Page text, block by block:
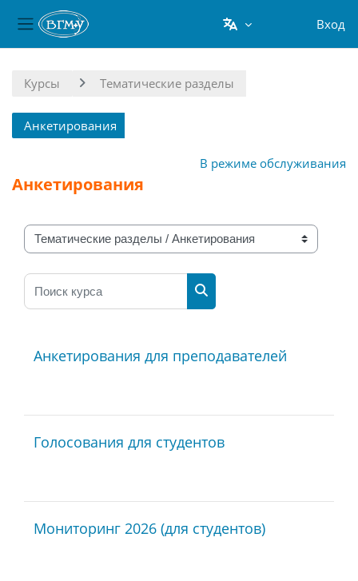
Боковая панель
Вход
Курсы Тематические разделы
Анкетирования
В режиме обслуживания
Анкетирования
Категории курсов
Поиск курса
Поиск курса
Анкетирования для преподавателей
Голосования для студентов
Мониторинг 2026 (для студентов)